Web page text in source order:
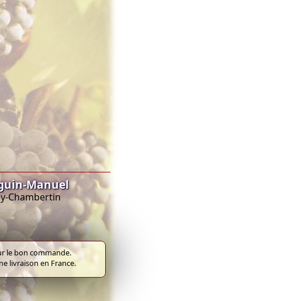
Manuel
Chambertin
le bon commande.
livraison en France.